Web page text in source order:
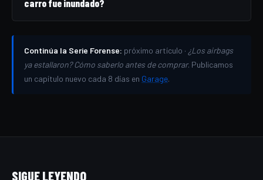
carro fue inundado?
Continúa la Serie Forense: próximo artículo · ¿Los airbags
ya estallaron? Cómo saberlo antes de comprar. Publicamos
un capítulo nuevo cada 8 días en Garage.
SIGUE LEYENDO